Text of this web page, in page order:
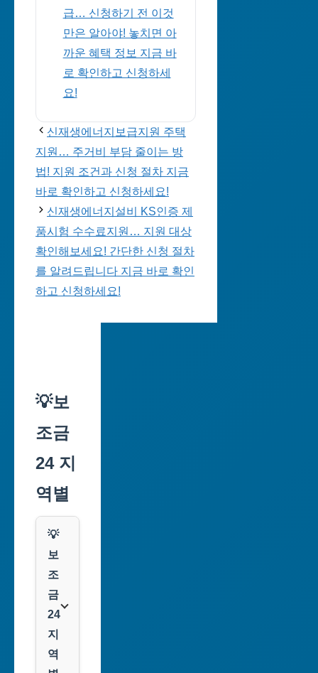
급… 신청하기 전 이것
만은 알아야! 놓치면 아
까운 혜택 정보 지금 바
로 확인하고 신청하세
요!
신재생에너지보급지원 주택
지원… 주거비 부담 줄이는 방
법! 지원 조건과 신청 절차 지금
바로 확인하고 신청하세요!
신재생에너지설비 KS인증 제
품시험 수수료지원… 지원 대상
확인해보세요! 간단한 신청 절차
를 알려드립니다 지금 바로 확인
하고 신청하세요!
💡보
조금
24 지
역별
💡
보
조
금
24
지
역